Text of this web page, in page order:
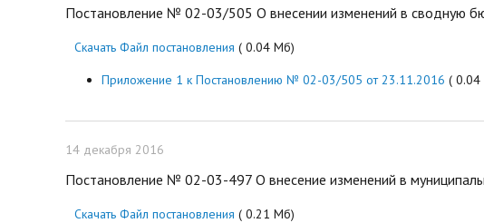
Постановление № 02-03/505 О внесении изменений в сводную
Скачать Файл постановления ( 0.04 Мб)
Приложение 1 к Постановлению № 02-03/505 от 23.11.2016 (
14 декабря 2016
Постановление № 02-03-497 О внесение изменений в
Скачать Файл постановления ( 0.21 Мб)